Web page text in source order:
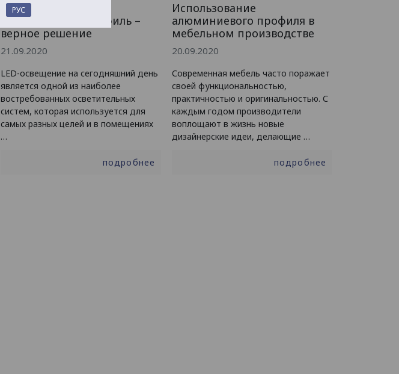
Светодиодный
алюминиевый профиль –
верное решение
21.09.2020
LED-освещение на сегодняшний день
является одной из наиболее
востребованных осветительных
систем, которая используется для
самых разных целей и в помещениях
…
подробнее
Использование
алюминиевого профиля в
мебельном производстве
20.09.2020
Современная мебель часто поражает
своей функциональностью,
практичностью и оригинальностью. С
каждым годом производители
воплощают в жизнь новые
дизайнерские идеи, делающие …
подробнее
РУС